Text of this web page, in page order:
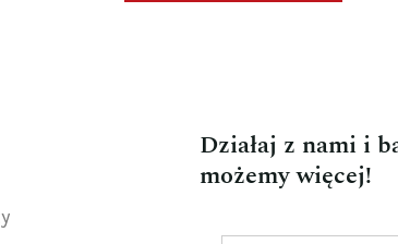
Działaj z nami i
możemy więcej!